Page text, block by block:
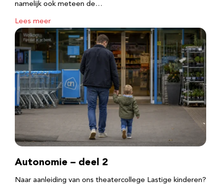
namelijk ook meteen de…
Lees meer
Autonomie – deel 2
Naar aanleiding van ons theatercollege Lastige kinderen?